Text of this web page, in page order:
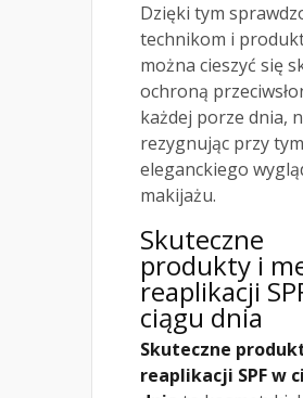
Dzięki tym
technikom i
można cieszyć się
ochroną
każdej porze dnia,
rezygnując przy
eleganckiego
makijażu.
Skuteczne
produkty i
reaplikacji
ciągu dnia
Skuteczne
reaplikacji SPF w